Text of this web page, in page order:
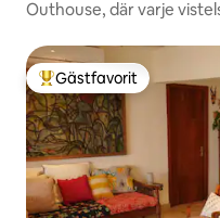
Outhouse, där varje
Populär gästfavorit
Gästfavorit